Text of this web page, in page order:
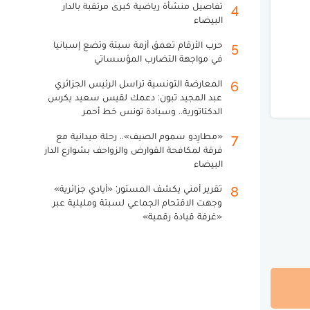
4
تفاصيل منشأة رياضية كبرى مرتقبة بالدار
البيضاء
5
حرب الأرقام تعمق أزمة سبتة وتضع إسبانيا
في مواجهة التضارب المؤسساتي
6
المعارضة التونسية تراسل الرئيس الجزائري
عبد المجيد تبون: دعمك لقيس سعيد يكرس
الدكتاتورية.. وسيادة تونس خط أحمر
7
«مطارِدو سموم الصيف».. رحلة ميدانية مع
فرقة لمكافحة القوارض والزواحف بشوارع الدار
البيضاء
8
تقرير أمني يكشف المستور: «أيادي جزائرية»
وجهت الاقتحام الجماعي لسبتة ومليلية عبر
«غرفة قيادة رقمية»